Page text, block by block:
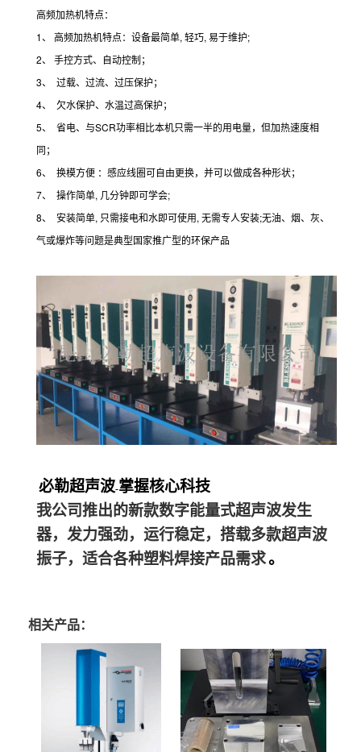
高频加热机特点：
1、 高频加热机特点：设备最简单, 轻巧, 易于维护;
2、 手控方式、自动控制；
3、 过载、过流、过压保护；
4、 欠水保护、水温过高保护；
5、 省电、与SCR功率相比本机只需一半的用电量，但加热速度相
同；
6、 换模方便 ：感应线圈可自由更换，并可以做成各种形状；
7、 操作简单, 几分钟即可学会;
8、 安装简单, 只需接电和水即可使用, 无需专人安装;无油、烟、灰、
气或爆炸等问题是典型国家推广型的环保产品
必勒超声波-掌握核心科技
我公司推出的新款数字能量式超声波发生
器，发力强劲，运行稳定，搭载多款超声波
振子，适合各种塑料焊接产品需求。
相关产品：